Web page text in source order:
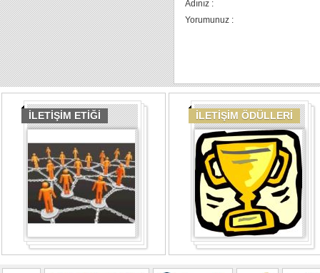
Adınız :
Yorumunuz :
İLETİŞİM ETİĞİ İLETİŞİM ÖDÜLLERİ